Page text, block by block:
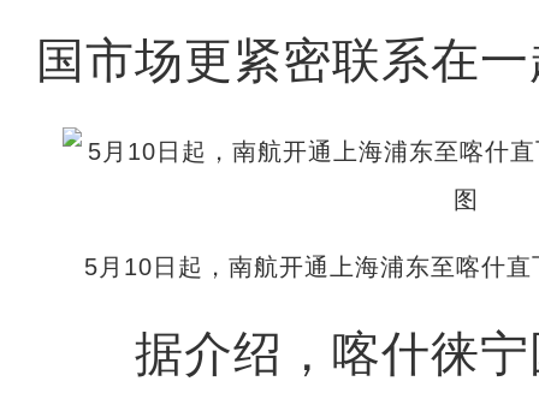
国市场更紧密联系在
5月10日起，南航开通上海浦东至喀什
据介绍，喀什徕宁